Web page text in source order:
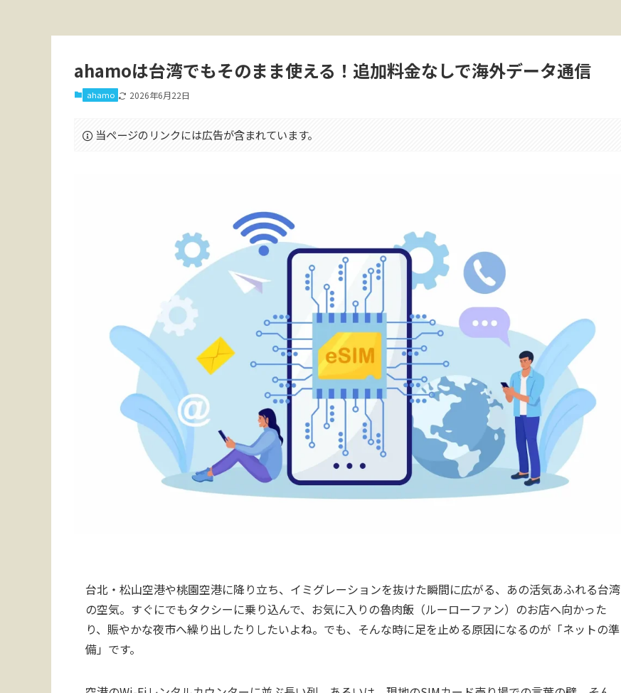
ahamoは台湾でもそのまま使える！追加料金なしで海外データ通信
ahamo 2026年6月22日
当ページのリンクには広告が含まれています。
台北・松山空港や桃園空港に降り立ち、イミグレーションを抜けた瞬間に広がる、あの活気あふれる台湾
の空気。すぐにでもタクシーに乗り込んで、お気に入りの魯肉飯（ルーローファン）のお店へ向かった
り、賑やかな夜市へ繰り出したりしたいよね。でも、そんな時に足を止める原因になるのが「ネットの準
備」です。